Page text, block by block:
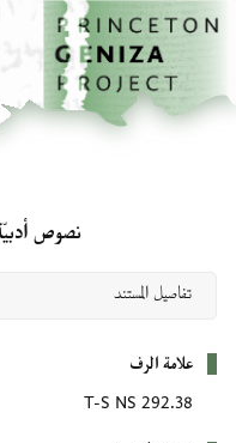
إلى المحتوى الرئيسي
الرئيسية
نصوص
علامة الرف
T-S NS 292.38